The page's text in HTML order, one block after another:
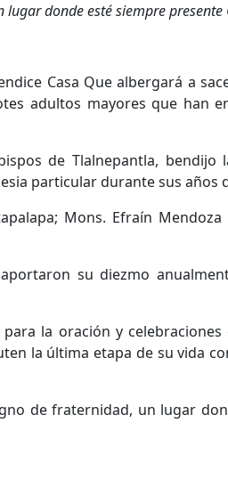
donde esté siempre presente
Casa Que albergará a
adultos mayores que han
de Tlalnepantla,
particular durante sus años
Mons. Efraín
su diezmo
la oración y
la última etapa de su vida
de fraternidad, un lugar